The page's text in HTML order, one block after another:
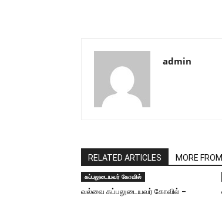
admin
RELATED ARTICLES MORE
கப்பலுடையவர் கோவில்
வல்வை கப்பலுடையவர் கோவில் –